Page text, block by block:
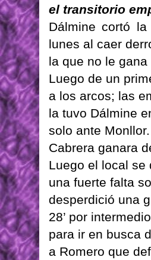
el transitorio
Dálmine cortó
lunes al caer
la que no le
Luego de un
a los arcos; las
la tuvo Dálmine
solo ante
Cabrera ganara
Luego el local se
una fuerte falta
desperdició una
28’ por
para ir en busca
a Romero que